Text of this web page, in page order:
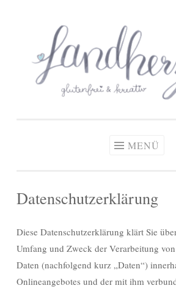
springen
Zöliakie, glutenfreie Ernährung
MENÜ
Datenschutzerklärung
Diese Datenschutzerklärung klärt Sie
Umfang und Zweck der Verarbeitung
Daten (nachfolgend kurz „Daten“)
Onlineangebotes und der mit ihm